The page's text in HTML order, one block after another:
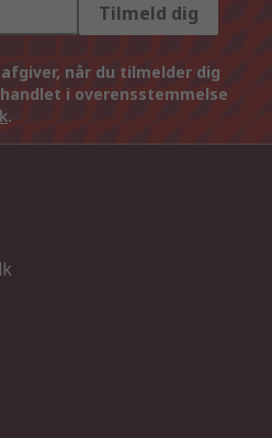
Tilmeld dig
når du tilmelder dig
i overensstemmelse
.